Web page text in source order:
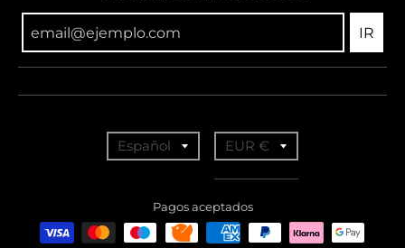
IR
n
Español
a
n
EUR €
Pagos aceptados